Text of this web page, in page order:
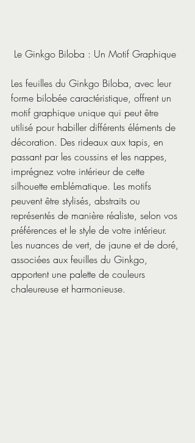
Le Ginkgo Biloba : Un Motif Graphique
Les feuilles du Ginkgo Biloba, avec leur
forme bilobée caractéristique, offrent un
motif graphique unique qui peut être
utilisé pour habiller différents éléments de
décoration. Des rideaux aux tapis, en
passant par les coussins et les nappes,
imprégnez votre intérieur de cette
silhouette emblématique. Les motifs
peuvent être stylisés, abstraits ou
représentés de manière réaliste, selon vos
préférences et le style de votre intérieur.
Les nuances de vert, de jaune et de doré,
associées aux feuilles du Ginkgo,
apportent une palette de couleurs
chaleureuse et harmonieuse.